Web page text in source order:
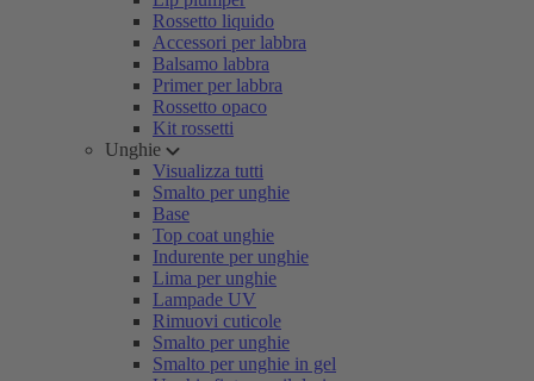
Rossetto liquido
Accessori per labbra
Balsamo labbra
Primer per labbra
Rossetto opaco
Kit rossetti
Unghie
Visualizza tutti
Smalto per unghie
Base
Top coat unghie
Indurente per unghie
Lima per unghie
Lampade UV
Rimuovi cuticole
Smalto per unghie
Smalto per unghie in gel